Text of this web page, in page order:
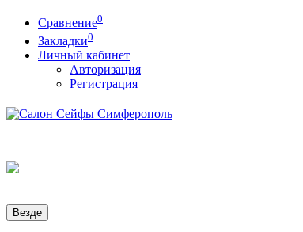
Сравнение0
Закладки0
Личный кабинет
Авторизация
Регистрация
Везде